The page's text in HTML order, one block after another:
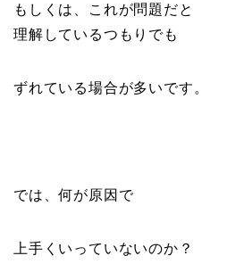
もしくは、これが問題だと
理解しているつもりでも
ずれている場合が多いです。
では、何が原因で
上手くいっていないのか？